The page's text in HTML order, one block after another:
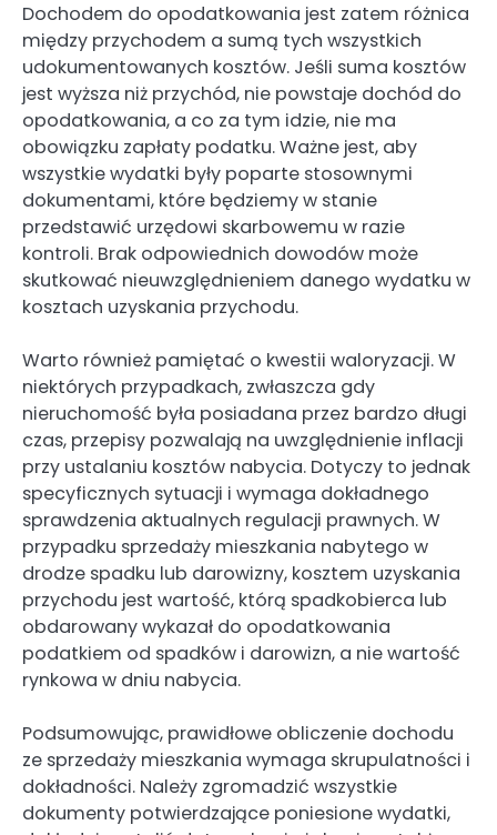
Dochodem do opodatkowania jest zatem różnica
między przychodem a sumą tych wszystkich
udokumentowanych kosztów. Jeśli suma kosztów
jest wyższa niż przychód, nie powstaje dochód do
opodatkowania, a co za tym idzie, nie ma
obowiązku zapłaty podatku. Ważne jest, aby
wszystkie wydatki były poparte stosownymi
dokumentami, które będziemy w stanie
przedstawić urzędowi skarbowemu w razie
kontroli. Brak odpowiednich dowodów może
skutkować nieuwzględnieniem danego wydatku w
kosztach uzyskania przychodu.
Warto również pamiętać o kwestii waloryzacji. W
niektórych przypadkach, zwłaszcza gdy
nieruchomość była posiadana przez bardzo długi
czas, przepisy pozwalają na uwzględnienie inflacji
przy ustalaniu kosztów nabycia. Dotyczy to jednak
specyficznych sytuacji i wymaga dokładnego
sprawdzenia aktualnych regulacji prawnych. W
przypadku sprzedaży mieszkania nabytego w
drodze spadku lub darowizny, kosztem uzyskania
przychodu jest wartość, którą spadkobierca lub
obdarowany wykazał do opodatkowania
podatkiem od spadków i darowizn, a nie wartość
rynkowa w dniu nabycia.
Podsumowując, prawidłowe obliczenie dochodu
ze sprzedaży mieszkania wymaga skrupulatności i
dokładności. Należy zgromadzić wszystkie
dokumenty potwierdzające poniesione wydatki,